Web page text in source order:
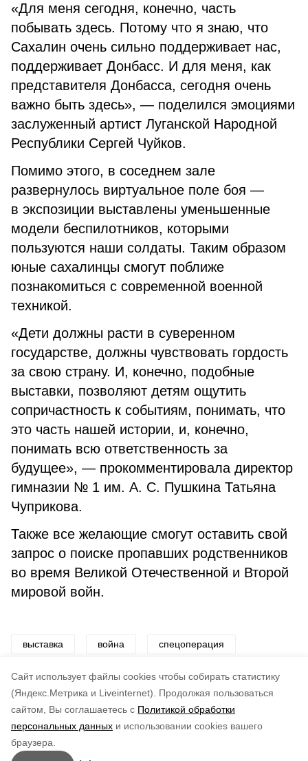
Cайт использует файлы cookies чтобы собирать статистику
(Яндекс.Метрика и Liveinternet).
Продолжая пользоваться
сайтом, Вы соглашаетесь с Политикой обработки
персональных данных и использовании cookies вашего
браузера.
«Для меня сегодня, конечно, часть
побывать здесь. Потому что я знаю, что
Сахалин очень сильно поддерживает нас,
поддерживает Донбасс. И для меня, как
представителя Донбасса, сегодня очень
важно быть здесь», — поделился эмоциями
заслуженный артист Луганской Народной
Республики Сергей Чуйков.
Помимо этого, в соседнем зале
развернулось виртуальное поле боя —
в экспозиции выставлены уменьшенные
модели беспилотников, которыми
пользуются наши солдаты. Таким образом
юные сахалинцы смогут поближе
познакомиться с современной военной
техникой.
«Дети должны расти в суверенном
государстве, должны чувствовать гордость
за свою страну. И, конечно, подобные
выставки, позволяют детям ощутить
сопричастность к событиям, понимать, что
это часть нашей истории, и, конечно,
понимать всю ответственность за
будущее», — прокомментировала директор
гимназии № 1 им. А. С. Пушкина Татьяна
Чуприкова.
Также все желающие смогут оставить свой
запрос о поиске пропавших родственников
во время Великой Отечественной и Второй
мировой войн.
выставка война спецоперация
дети активисты
по оценке
5